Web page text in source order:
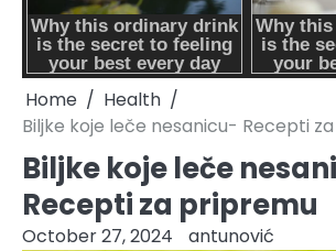
Home
Health
Biljke koje leče nesanicu- Recepti
Biljke koje leče
Recepti za pripremu
October 27, 2024 antunović